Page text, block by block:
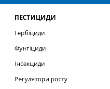
ПЕСТИЦИДИ
Гербіциди
Фунгіциди
Інсекциди
Регулятори росту